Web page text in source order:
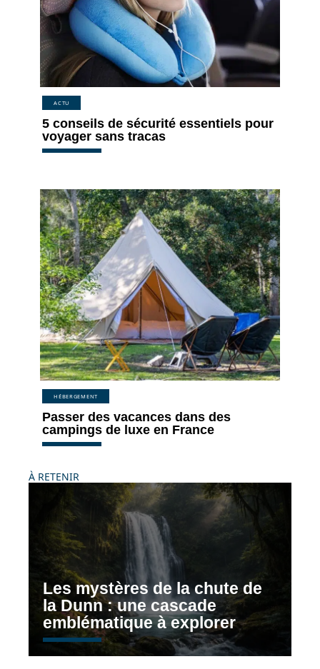
ACTU
5 conseils de sécurité essentiels pour
voyager sans tracas
HÉBERGEMENT
Passer des vacances dans des
campings de luxe en France
À RETENIR
Les mystères de la chute de
la Dunn : une cascade
emblématique à explorer